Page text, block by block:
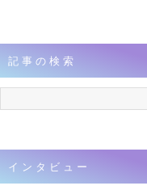
記事の検索
インタビュー